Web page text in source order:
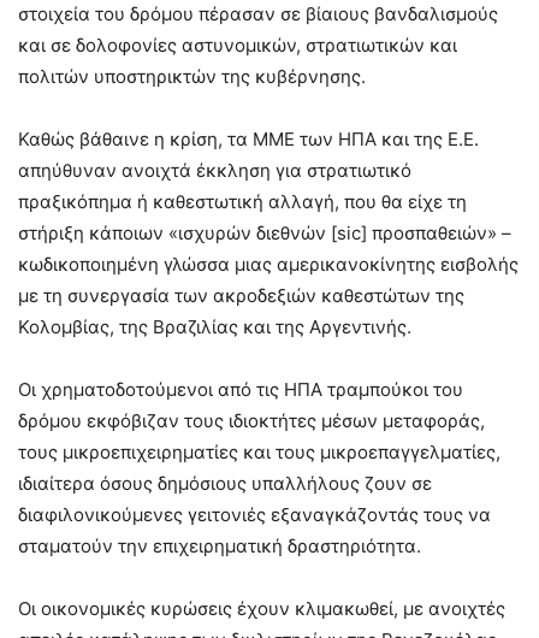
στοιχεία του δρόμου πέρασαν σε βίαιους βανδαλισμούς
και σε δολοφονίες αστυνομικών, στρατιωτικών και
πολιτών υποστηρικτών της κυβέρνησης.
Καθώς βάθαινε η κρίση, τα ΜΜΕ των ΗΠΑ και της Ε.Ε.
απηύθυναν ανοιχτά έκκληση για στρατιωτικό
πραξικόπημα ή καθεστωτική αλλαγή, που θα είχε τη
στήριξη κάποιων «ισχυρών διεθνών [sic] προσπαθειών» –
κωδικοποιημένη γλώσσα μιας αμερικανοκίνητης εισβολής
με τη συνεργασία των ακροδεξιών καθεστώτων της
Κολομβίας, της Βραζιλίας και της Αργεντινής.
Οι χρηματοδοτούμενοι από τις ΗΠΑ τραμπούκοι του
δρόμου εκφόβιζαν τους ιδιοκτήτες μέσων μεταφοράς,
τους μικροεπιχειρηματίες και τους μικροεπαγγελματίες,
ιδιαίτερα όσους δημόσιους υπαλλήλους ζουν σε
διαφιλονικούμενες γειτονιές εξαναγκάζοντάς τους να
σταματούν την επιχειρηματική δραστηριότητα.
Οι οικονομικές κυρώσεις έχουν κλιμακωθεί, με ανοιχτές